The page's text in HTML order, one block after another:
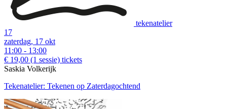
tekenatelier
17
zaterdag, 17 okt
11:00 - 13:00
€ 19,00 (1 sessie) tickets
Saskia Volkerijk
Tekenatelier: Tekenen op Zaterdagochtend